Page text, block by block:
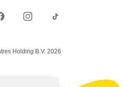
Holding B.V. 2026